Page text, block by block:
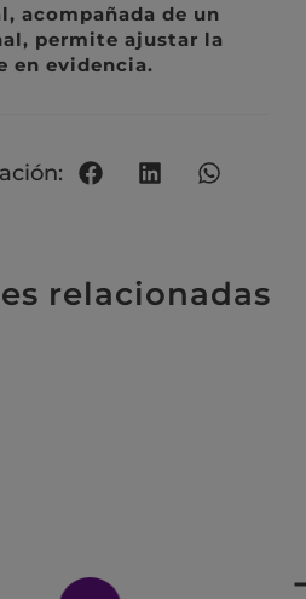
acompañada de un
permite ajustar la
en evidencia.
relacionadas